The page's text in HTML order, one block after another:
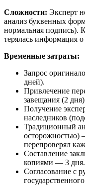
Сложности: Эксперт
анализ буквенных
нормальная подпись).
терялась информация
Временные затраты:
Запрос
дней).
Привлечение
завещания (2
Получение
наследников
Традиционный
осторожностью)
перепроверял
Составление
копиями — 3 дня.
Согласование с